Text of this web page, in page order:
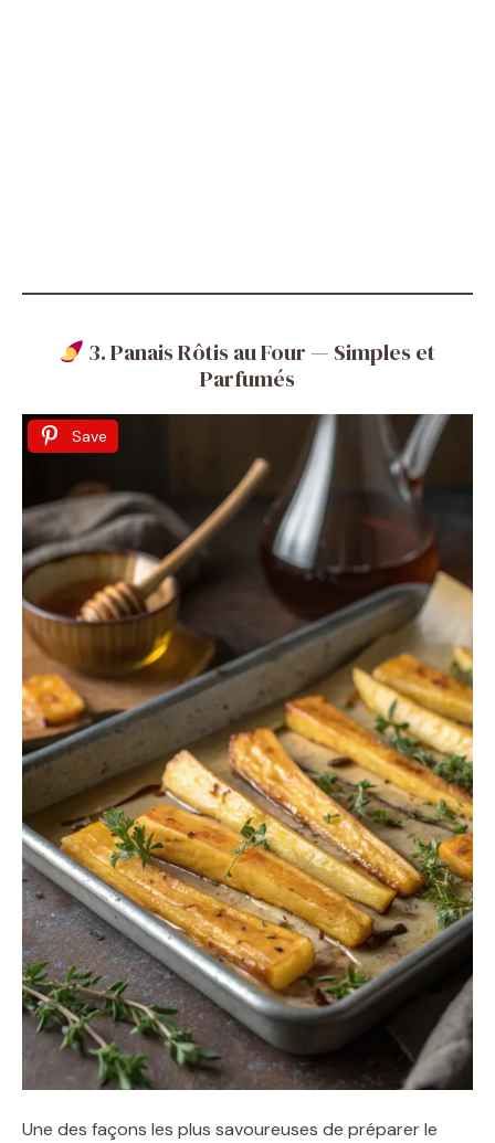
3. Panais Rôtis au Four — Simples et
Parfumés
Save
Une des façons les plus savoureuses de préparer le